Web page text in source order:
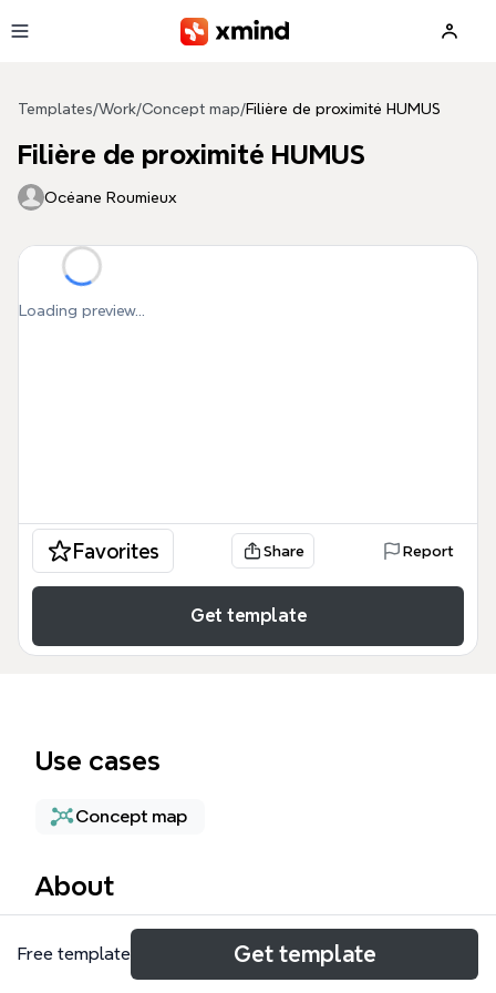
Templates/Work/Concept map/Filière de proximité HUMUS
Filière de proximité HUMUS
Océane Roumieux
Loading preview...
Favorites Share Report
Get template
Use cases
Concept map
About
Le modèle Filière de proximité HUMUS est une
cartographie stratégique de 52 nœuds détaillant un
Free template Get template